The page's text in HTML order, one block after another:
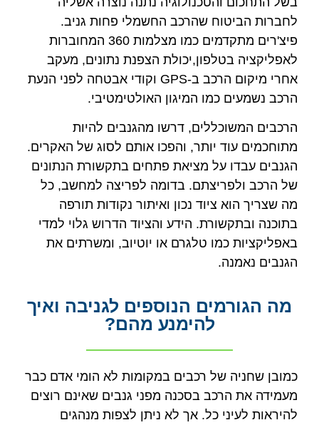
לחברות הביטוח שהרכב החשמלי פחות גניב.
פיצ'רים מתקדמים כמו מצלמות 360 המחוברות
לאפליקציה בטלפון,יכולת הצפנת נתונים, מעקב
אחרי מיקום הרכב ב-GPS וקודי אבטחה לפני הנעת
הרכב נשמעים כמו המיגון האולטימטיבי.
הרכבים המשוכללים, דרשו מהגנבים להיות
מתוחכמים עוד יותר, והפכו אותם לסוג של האקרים.
הגנבים עבדו על מציאת פתחים בתקשורת הנתונים
של הרכב ולפריצתם. בדומה לפריצה למחשב, כל
מה שצריך הוא ציוד נכון ואיתור נקודות תורפה
בתוכנה ובתקשורת. הידע והציוד הדרוש גלוי למדי
באפליקציות כמו טלגרם או יוטיוב, ומשרתים את
הגנבים נאמנה.
מה הגורמים הנוספים לגניבה ואיך
להימנע מהם?
כמובן שחניה של רכבים במקומות לא הומי אדם כבר
מעמידה את הרכב בסכנה מפני גנבים שאינם רוצים
להיראות לעיני כל. אך לא ניתן לצפות מנהגים